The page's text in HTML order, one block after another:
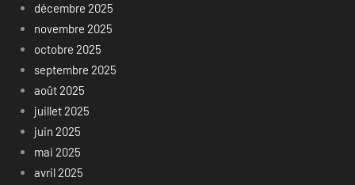
décembre 2025
novembre 2025
octobre 2025
septembre 2025
août 2025
juillet 2025
juin 2025
mai 2025
avril 2025